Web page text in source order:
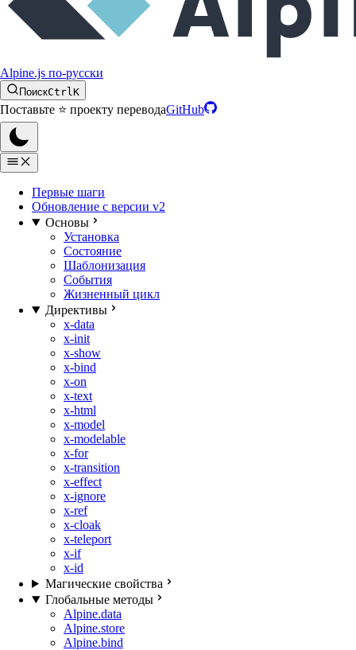
Alpine.js по-русски
ПоискCtrlK
Поставьте ⭐️ проекту переводаGitHub
Первые шаги
Обновление с версии v2
Основы
Установка
Состояние
Шаблонизация
События
Жизненный цикл
Директивы
x-data
x-init
x-show
x-bind
x-on
x-text
x-html
x-model
x-modelable
x-for
x-transition
x-effect
x-ignore
x-ref
x-cloak
x-teleport
x-if
x-id
Магические свойства
Глобальные методы
Alpine.data
Alpine.store
Alpine.bind